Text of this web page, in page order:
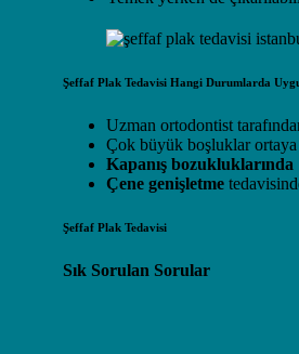
Şeffaf Plak Tedavisi Hangi Durumlarda
Uzman ortodontist
Çok büyük boşluklar ortaya
Kapanış bozukluklarında
Çene genişletme
Şeffaf Plak Tedavisi
Sık Sorulan Sorular